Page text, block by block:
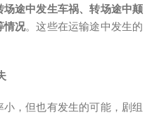
场途中发生车祸、转场途中颠
情况。这些在运输途中发生的
，但也有发生的可能，剧组